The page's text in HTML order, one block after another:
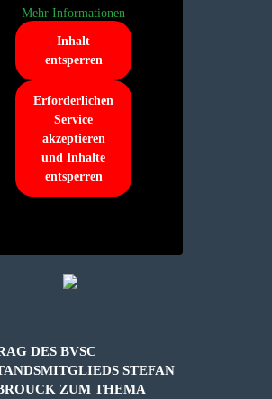
Mehr Informationen
Inhalt
entsperren
Erforderlichen
Service
akzeptieren
und Inhalte
entsperren
DES BVSC
STEFAN
ZUM THEMA